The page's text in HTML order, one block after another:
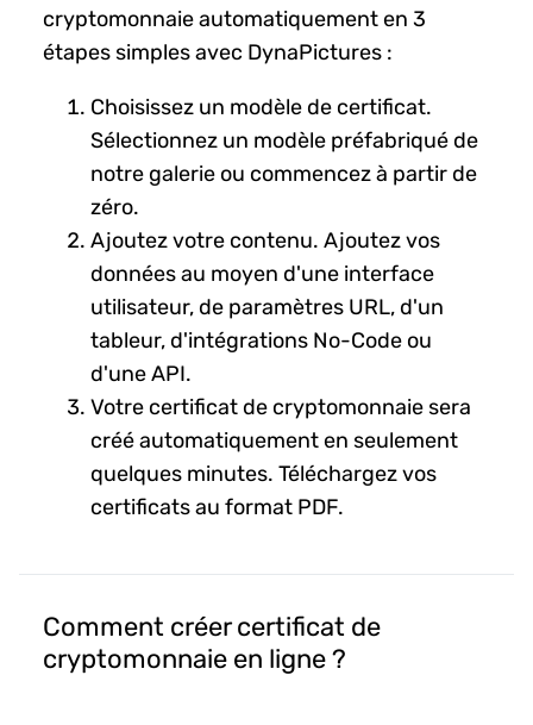
cryptomonnaie automatiquement en 3
étapes simples avec DynaPictures :
Choisissez un modèle de certificat.
Sélectionnez un modèle préfabriqué de
notre galerie ou commencez à partir de
zéro.
Ajoutez votre contenu. Ajoutez vos
données au moyen d'une interface
utilisateur, de paramètres URL, d'un
tableur, d'intégrations No-Code ou
d'une API.
Votre certificat de cryptomonnaie sera
créé automatiquement en seulement
quelques minutes. Téléchargez vos
certificats au format PDF.
Comment créer certificat de
cryptomonnaie en ligne ?